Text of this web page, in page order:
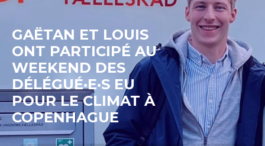
GAËTAN ET LOUIS
ONT PARTICIPÉ AU
WEEKEND DES
DÉLÉGUÉ·E·S EU
POUR LE CLIMAT À
COPENHAGUE